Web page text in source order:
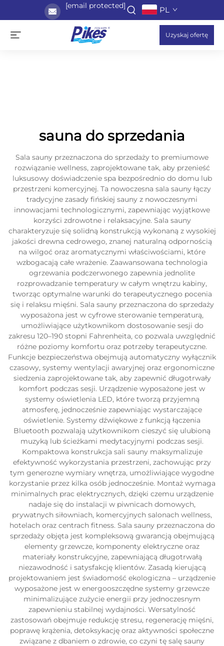
[email protected] PL
Uzyskaj ofertę
sauna do sprzedania
Sala sauny przeznaczona do sprzedaży to premiumowe
rozwiązanie wellness, zaprojektowane tak, aby przenieść
luksusowy doświadczenie spa bezpośrednio do domu lub
przestrzeni komercyjnej. Ta nowoczesna sala sauny łączy
tradycyjne zasady fińskiej sauny z nowoczesnymi
innowacjami technologicznymi, zapewniając wyjątkowe
korzyści zdrowotne i relaksacyjne. Sala sauny
charakteryzuje się solidną konstrukcją wykonaną z wysokiej
jakości drewna cedrowego, znanej naturalną odpornością
na wilgoć oraz aromatycznymi właściwościami, które
wzbogacają całe wrażenie. Zaawansowana technologia
ogrzewania podczerwonego zapewnia jednolite
rozprowadzanie temperatury w całym wnętrzu kabiny,
tworząc optymalne warunki do terapeutycznego pocenia
się i relaksu mięśni. Sala sauny przeznaczona do sprzedaży
wyposażona jest w cyfrowe sterowanie temperaturą,
umożliwiające użytkownikom dostosowanie sesji do
zakresu 120–190 stopni Fahrenheita, co pozwala uwzględnić
różne poziomy komfortu oraz potrzeby terapeutyczne.
Funkcje bezpieczeństwa obejmują automatyczny wyłącznik
czasowy, systemy wentylacji awaryjnej oraz ergonomiczne
siedzenia zaprojektowane tak, aby zapewnić długotrwały
komfort podczas sesji. Urządzenie wyposażone jest w
systemy oświetlenia LED, które tworzą przyjemną
atmosferę, jednocześnie zapewniając wystarczające
oświetlenie. Systemy dźwiękowe z funkcją łączenia
Bluetooth pozwalają użytkownikom cieszyć się ulubioną
muzyką lub ścieżkami medytacyjnymi podczas sesji.
Kompaktowa konstrukcja sali sauny maksymalizuje
efektywność wykorzystania przestrzeni, zachowując przy
tym generozne wymiary wnętrza, umożliwiające wygodne
korzystanie przez kilka osób jednocześnie. Montaż wymaga
minimalnych prac elektrycznych, dzięki czemu urządzenie
nadaje się do instalacji w piwnicach domowych,
prywatnych siłowniach, komercyjnych salonach wellness,
hotelach oraz centrach fitness. Sala sauny przeznaczona do
sprzedaży objęta jest kompleksową gwarancją obejmującą
elementy grzewcze, komponenty elektryczne oraz
materiały konstrukcyjne, zapewniającą długotrwałą
niezawodność i satysfakcję klientów. Zasadą kierującą
projektowaniem jest świadomość ekologiczna – urządzenie
wyposażone jest w energooszczędne systemy grzewcze
minimalizujące zużycie energii przy jednoczesnym
zapewnieniu stabilnej wydajności. Wersatylność
zastosowań obejmuje redukcję stresu, regenerację mięśni,
poprawę krążenia, detoksykację oraz aktywności społeczne
związane z dbaniem o zdrowie, co czyni tę salę sauny